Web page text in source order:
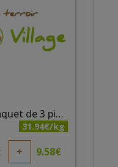
Andouillette (paquet de 3 pièces)
31.94€/kg
+ 9.58€